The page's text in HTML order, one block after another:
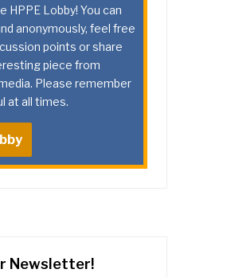
HPPE Lobby! You can
anonymously, feel free
points or share
piece from
Please remember
at all times.
Newsletter!